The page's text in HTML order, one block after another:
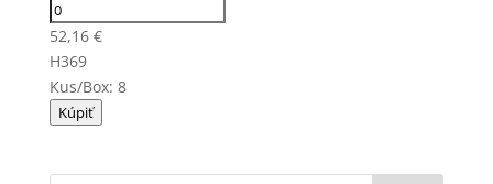
52,16 €
H369
Kus/Box: 8
Kúpiť